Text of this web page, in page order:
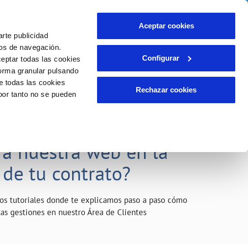
publicidad
de navegación.
todas las cookies
granular pulsando
todas las cookies
tanto no se pueden
Aceptar cookies
Configurar
Rechazar cookies
INCIDENCIAS
Comunica anomalías o posibles
del cliente)
compromisos
nuestra web en la
tu contrato?
tutoriales donde te explicamos paso a paso cómo
gestiones en nuestro Área de Clientes